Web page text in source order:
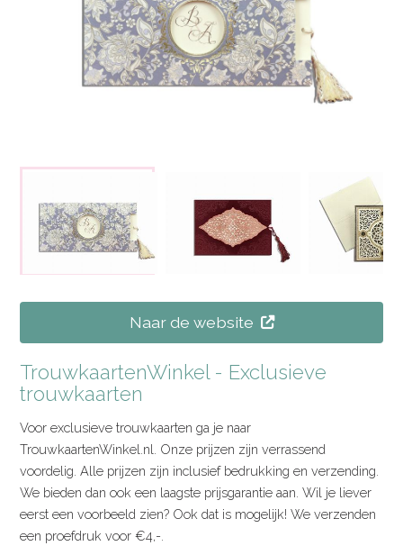
Naar de website
TrouwkaartenWinkel - Exclusieve
trouwkaarten
Voor exclusieve trouwkaarten ga je naar
TrouwkaartenWinkel.nl. Onze prijzen zijn verrassend
voordelig. Alle prijzen zijn inclusief bedrukking en verzending.
We bieden dan ook een laagste prijsgarantie aan. Wil je liever
eerst een voorbeeld zien? Ook dat is mogelijk! We verzenden
een proefdruk voor €4,-.